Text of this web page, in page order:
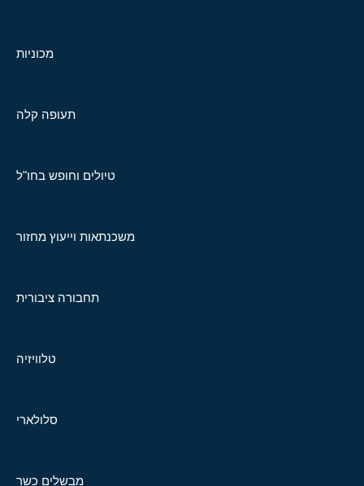
מכוניות
תעופה קלה
טיולים וחופש בחו"ל
משכנתאות וייעוץ מחזור
תחבורה ציבורית
טלוויזיה
סלולארי
מבשלים כשר